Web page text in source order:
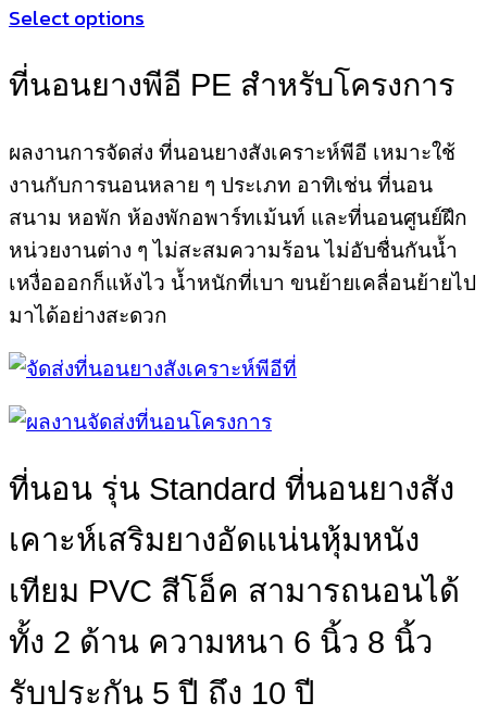
product
page
was:
Select options
product
has
The
options
may
chosen
on
the
page
ที่นอนยางพีอี PE สำหรับโครงการ
ผลงานการจัดส่ง ที่นอนยางสังเคราะห์พีอี เหมาะใช้
งานกับการนอนหลาย ๆ ประเภท อาทิเช่น ที่นอน
สนาม หอพัก ห้องพักอพาร์ทเม้นท์ และที่นอนศูนย์ฝึก
หน่วยงานต่าง ๆ ไม่สะสมความร้อน ไม่อับชื่นกันน้ำ
เหงื่อออกก็แห้งไว น้ำหนักที่เบา ขนย้ายเคลื่อนย้ายไป
มาได้อย่างสะดวก
ที่นอน รุ่น Standard ที่นอนยางสัง
เคาะห์เสริมยางอัดแน่นหุ้มหนัง
เทียม PVC สีโอ็ค สามารถนอนได้
ทั้ง 2 ด้าน ความหนา 6 นิ้ว 8 นิ้ว
รับประกัน 5 ปี ถึง 10 ปี